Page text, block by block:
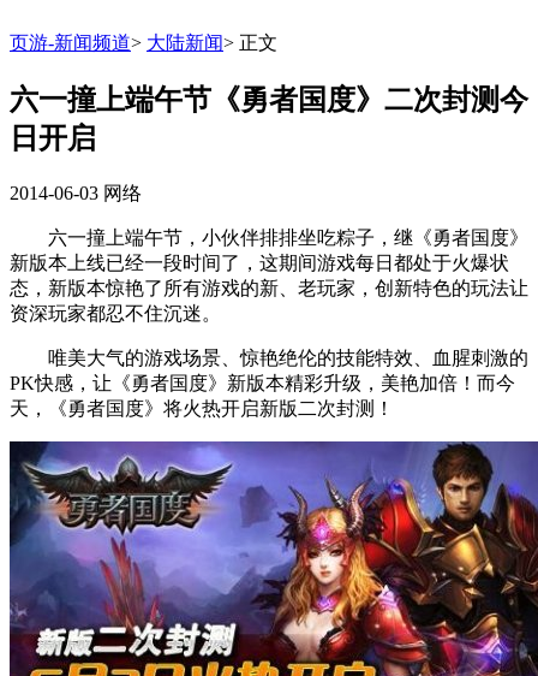
页游-新闻频道> 大陆新闻> 正文
六一撞上端午节《勇者国度》二次封测今
日开启
2014-06-03 网络
六一撞上端午节，小伙伴排排坐吃粽子，继《勇者国度》
新版本上线已经一段时间了，这期间游戏每日都处于火爆状
态，新版本惊艳了所有游戏的新、老玩家，创新特色的玩法让
资深玩家都忍不住沉迷。
唯美大气的游戏场景、惊艳绝伦的技能特效、血腥刺激的
PK快感，让《勇者国度》新版本精彩升级，美艳加倍！而今
天，《勇者国度》将火热开启新版二次封测！